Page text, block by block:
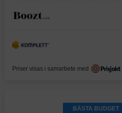
Priser visas i samarbete med
BÄSTA BUDGET